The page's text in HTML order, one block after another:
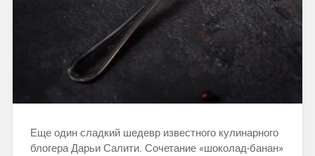
Еще один сладкий шедевр известного кулинарного
блогера Дарьи Салити. Сочетание «шоколад-банан»